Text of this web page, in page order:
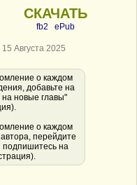
СКАЧАТЬ
fb2 ePub
Августа 2025
о каждом
добавьте на
на новые главы"
о каждом
перейдите
подпишитесь на